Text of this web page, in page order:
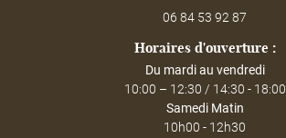
06 84 53 92 87
Horaires d'ouverture :
Du mardi au vendredi
10:00 – 12:30 / 14:30 - 18:00
Samedi Matin
10h00 - 12h30